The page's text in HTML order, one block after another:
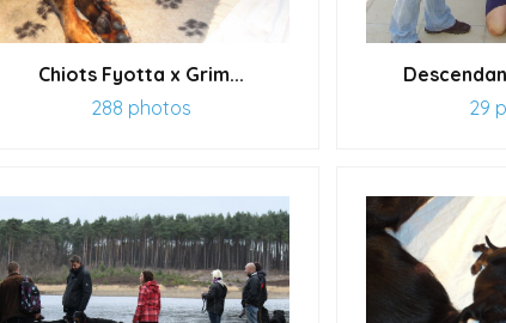
Chiots Fyotta x Grim...
288 photos
29